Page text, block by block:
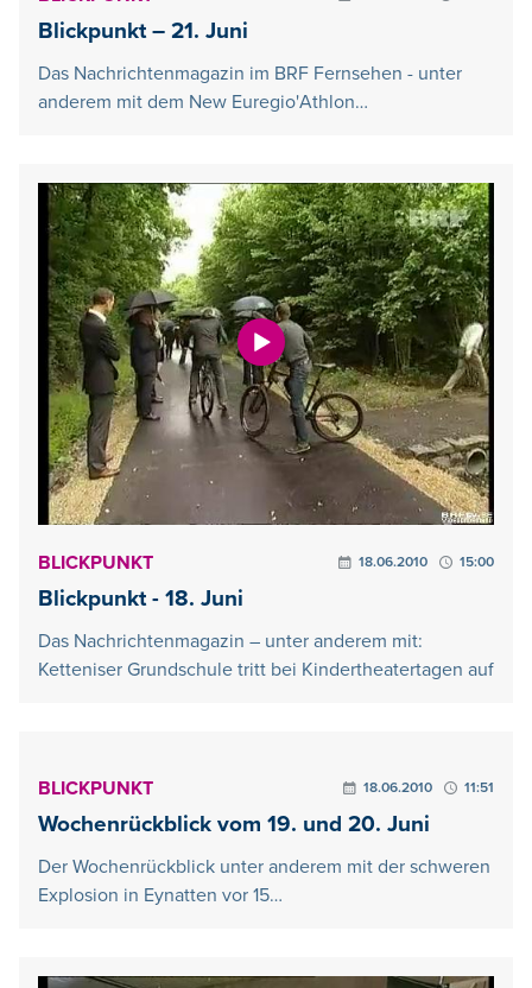
Blickpunkt – 21. Juni
Das Nachrichtenmagazin im BRF Fernsehen - unter
anderem mit dem New Euregio'Athlon…
BLICKPUNKT 18.06.2010 15:00
Blickpunkt - 18. Juni
Das Nachrichtenmagazin – unter anderem mit:
Ketteniser Grundschule tritt bei Kindertheatertagen auf
BLICKPUNKT 18.06.2010 11:51
Wochenrückblick vom 19. und 20. Juni
Der Wochenrückblick unter anderem mit der schweren
Explosion in Eynatten vor 15…